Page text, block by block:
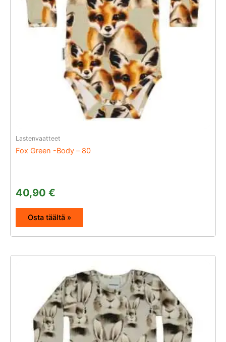
Lastenvaatteet
Fox Green -Body – 80
40,90 €
Osta täältä »